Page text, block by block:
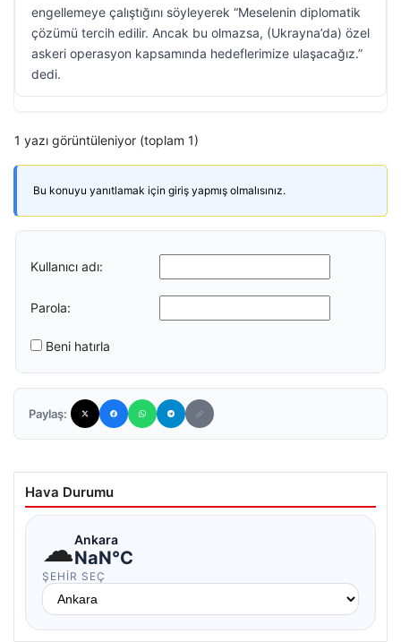
engellemeye çalıştığını söyleyerek “Meselenin diplomatik
çözümü tercih edilir. Ancak bu olmazsa, (Ukrayna’da) özel
askeri operasyon kapsamında hedeflerimize ulaşacağız.”
dedi.
1 yazı görüntüleniyor (toplam 1)
Bu konuyu yanıtlamak için giriş yapmış olmalısınız.
Kullanıcı adı:
Parola:
Beni hatırla
Paylaş:
Hava Durumu
☁Ankara
NaN°C
ŞEHIR SEÇ